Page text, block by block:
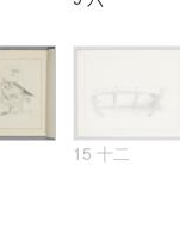
15 十二